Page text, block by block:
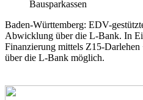
Bausparkassen
Baden-Württemberg: EDV-
Abwicklung über die L-Bank. In
Finanzierung mittels Z15-
über die L-Bank möglich.